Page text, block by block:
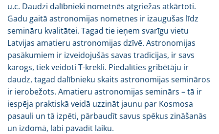
u.c. Daudzi dalībnieki nometnēs atgriežas atkārtoti.
Gadu gaitā astronomijas nometnes ir izaugušas līdz
semināru kvalitātei. Tagad tie ieņem svarīgu vietu
Latvijas amatieru astronomijas dzīvē. Astronomijas
pasākumiem ir izveidojušās savas tradīcijas, ir savs
karogs, tiek veidoti T-krekli. Piedalīties gribētāju ir
daudz, tagad dalībnieku skaits astronomijas semināros
ir ierobežots. Amatieru astronomijas seminārs – tā ir
iespēja praktiskā veidā uzzināt jaunu par Kosmosa
pasauli un tā izpēti, pārbaudīt savus spēkus zināšanās
un izdomā, labi pavadīt laiku.